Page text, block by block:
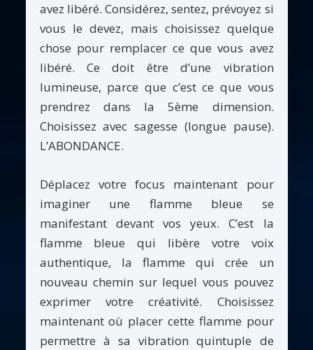
avez libéré. Considérez, sentez, prévoyez si
vous le devez, mais choisissez quelque
chose pour remplacer ce que vous avez
libéré. Ce doit être d’une vibration
lumineuse, parce que c’est ce que vous
prendrez dans la 5ème dimension.
Choisissez avec sagesse (longue pause).
L’ABONDANCE.
Déplacez votre focus maintenant pour
imaginer une flamme bleue se
manifestant devant vos yeux. C’est la
flamme bleue qui libère votre voix
authentique, la flamme qui crée un
nouveau chemin sur lequel vous pouvez
exprimer votre créativité. Choisissez
maintenant où placer cette flamme pour
permettre à sa vibration quintuple de